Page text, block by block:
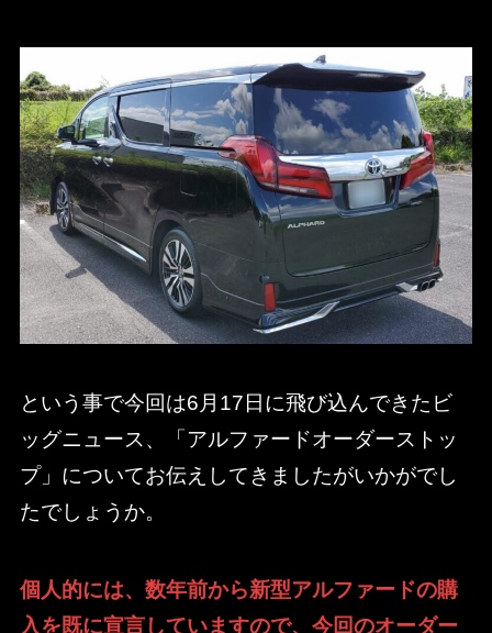
という事で今回は6月17日に飛び込んできたビ
ッグニュース、「アルファードオーダーストッ
プ」についてお伝えしてきましたがいかがでし
たでしょうか。
個人的には、数年前から新型アルファードの購
入を既に宣言していますので、今回のオーダー